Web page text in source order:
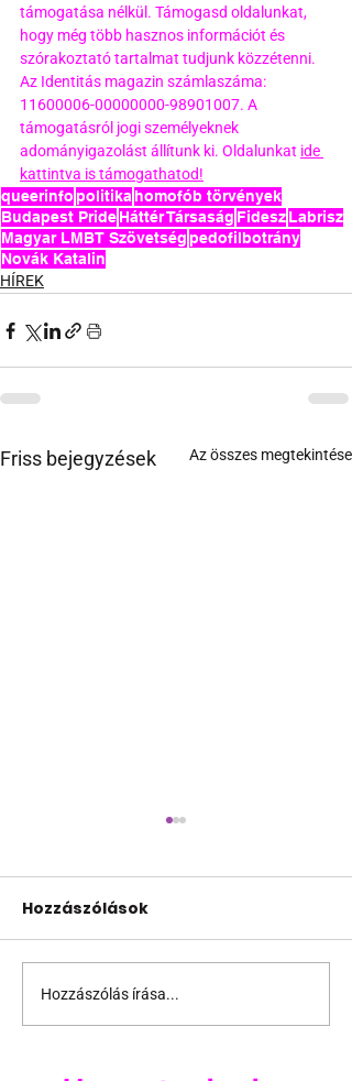
támogatása nélkül. Támogasd oldalunkat,
hogy még több hasznos információt és
szórakoztató tartalmat tudjunk közzétenni.
Az Identitás magazin számlaszáma:
11600006-00000000-98901007. A
támogatásról jogi személyeknek
adományigazolást állítunk ki. Oldalunkat ide
kattintva is támogathatod!
queerinfopolitikahomofób törvények
Budapest PrideHáttér Társaság FideszLabrisz
Magyar LMBT Szövetségpedofilbotrány
Novák Katalin
HÍREK
Friss bejegyzések Az összes megtekintése
Támogathatsz és
ajánlhatsz: Te is részt
Hozzászólások
Hozzászólás írása...